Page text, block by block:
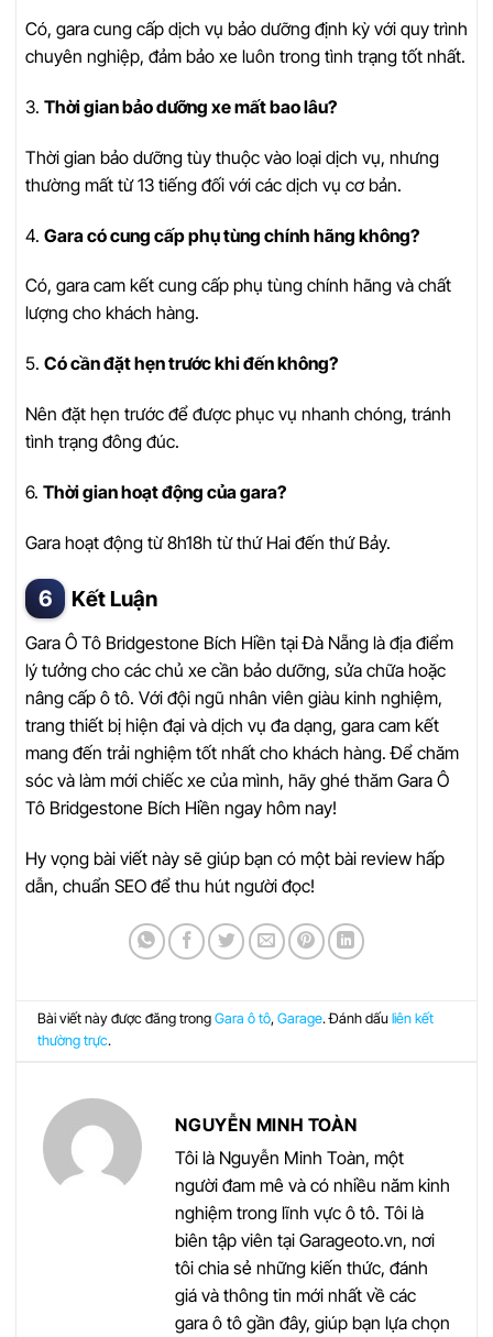
Có, gara cung cấp dịch vụ bảo dưỡng định kỳ với quy trình
chuyên nghiệp, đảm bảo xe luôn trong tình trạng tốt nhất.
3. Thời gian bảo dưỡng xe mất bao lâu?
Thời gian bảo dưỡng tùy thuộc vào loại dịch vụ, nhưng
thường mất từ 13 tiếng đối với các dịch vụ cơ bản.
4. Gara có cung cấp phụ tùng chính hãng không?
Có, gara cam kết cung cấp phụ tùng chính hãng và chất
lượng cho khách hàng.
5. Có cần đặt hẹn trước khi đến không?
Nên đặt hẹn trước để được phục vụ nhanh chóng, tránh
tình trạng đông đúc.
6. Thời gian hoạt động của gara?
Gara hoạt động từ 8h18h từ thứ Hai đến thứ Bảy.
Kết Luận
Gara Ô Tô Bridgestone Bích Hiền tại Đà Nẵng là địa điểm
lý tưởng cho các chủ xe cần bảo dưỡng, sửa chữa hoặc
nâng cấp ô tô. Với đội ngũ nhân viên giàu kinh nghiệm,
trang thiết bị hiện đại và dịch vụ đa dạng, gara cam kết
mang đến trải nghiệm tốt nhất cho khách hàng. Để chăm
sóc và làm mới chiếc xe của mình, hãy ghé thăm Gara Ô
Tô Bridgestone Bích Hiền ngay hôm nay!
Hy vọng bài viết này sẽ giúp bạn có một bài review hấp
dẫn, chuẩn SEO để thu hút người đọc!
Bài viết này được đăng trongGara ô tô,Garage. Đánh dấuliên kết
thường trực.
NGUYỄN MINH TOÀN
Tôi là Nguyễn Minh Toàn, một
người đam mê và có nhiều năm kinh
nghiệm trong lĩnh vực ô tô. Tôi là
biên tập viên tại Garageoto.vn, nơi
tôi chia sẻ những kiến thức, đánh
giá và thông tin mới nhất về các
gara ô tô gần đây, giúp bạn lựa chọn